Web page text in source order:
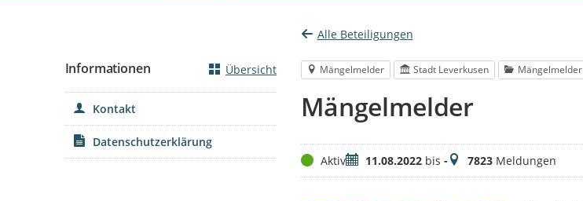
Alle Beteiligungen
Mängelmelder Stadt Leverkusen Mängelmelder
Mängelmelder
StatusAktivZeitraum
11.08.2022bis -Meldungen
7823Meldungen
Informationen Übersicht
Kontakt
Datenschutzerklärung